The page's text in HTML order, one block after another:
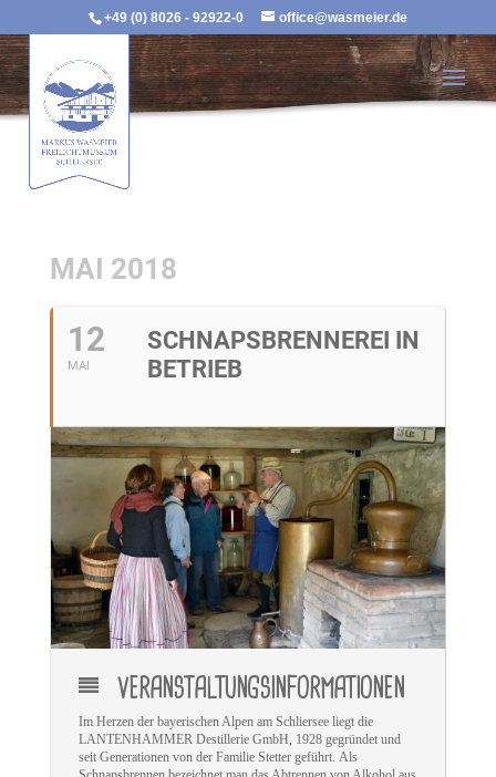
+49 (0) 8026 - 92922-0 office@wasmeier.de
MAI 2018
12
MAI
SCHNAPSBRENNEREI IN
BETRIEB
VERANSTALTUNGSINFORMATIONEN
Im Herzen der bayerischen Alpen am Schliersee liegt die
LANTENHAMMER Destillerie GmbH, 1928 gegründet und
seit Generationen von der Familie Stetter geführt. Als